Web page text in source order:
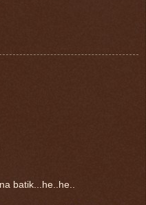
batik...he..he..